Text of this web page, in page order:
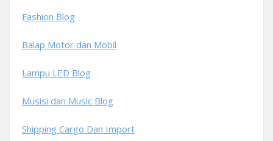
Fashion Blog
Balap Motor dan Mobil
Lampu LED Blog
Musisi dan Music Blog
Shipping Cargo Dan Import